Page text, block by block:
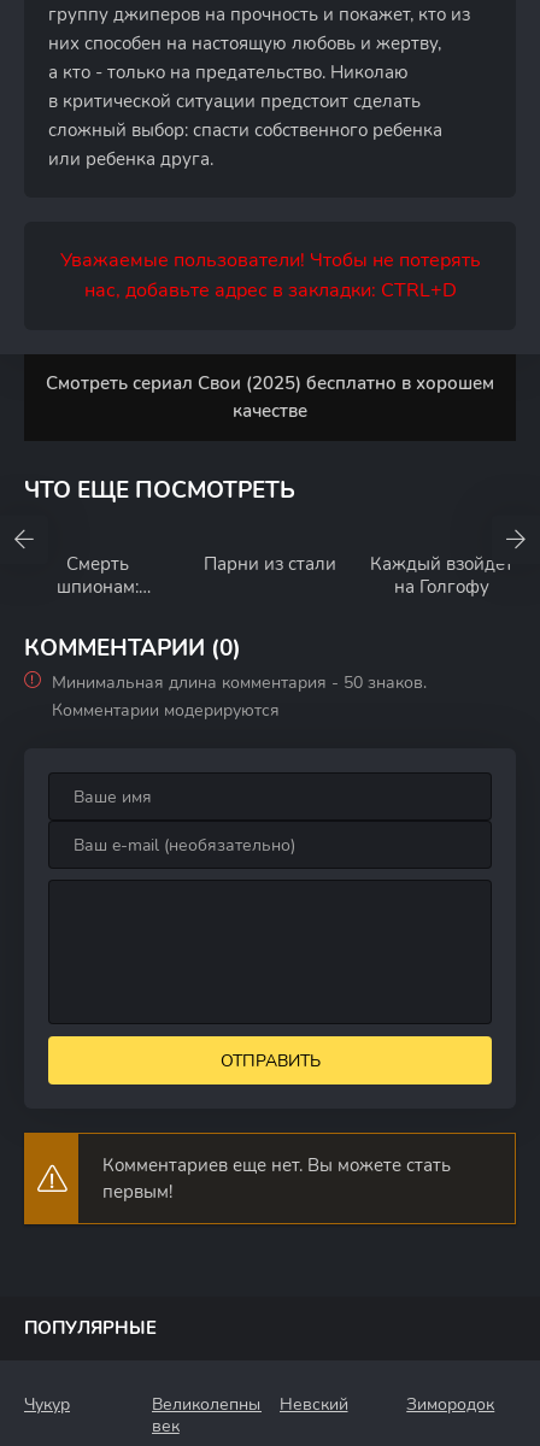
группу джиперов на прочность и покажет, кто из
них способен на настоящую любовь и жертву,
а кто - только на предательство. Николаю
в критической ситуации предстоит сделать
сложный выбор: спасти собственного ребенка
или ребенка друга.
Уважаемые пользователи! Чтобы не потерять
нас, добавьте адрес в закладки: CTRL+D
Смотреть сериал Свои (2025) бесплатно в хорошем
качестве
ЧТО ЕЩЕ ПОСМОТРЕТЬ
Смерть
шпионам:
Парни из стали
Каждый взойдет
на Голгофу
КОММЕНТАРИИ (0)
Минимальная длина комментария - 50 знаков.
Комментарии модерируются
ОТПРАВИТЬ
Комментариев еще нет. Вы можете стать
первым!
ПОПУЛЯРНЫЕ
Чукур
Великолепный
век
Невский Зимородок